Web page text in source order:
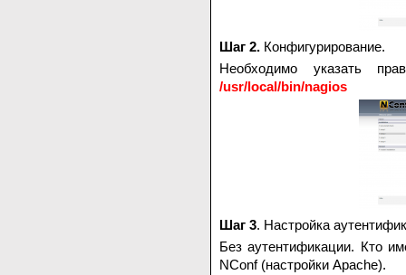
Шаг 2. Конфигурирование.
Необходимо указать
/usr/local/bin/nagios
Шаг 3. Настройка
Без аутентификации. Кто
NConf (настройки Apache).